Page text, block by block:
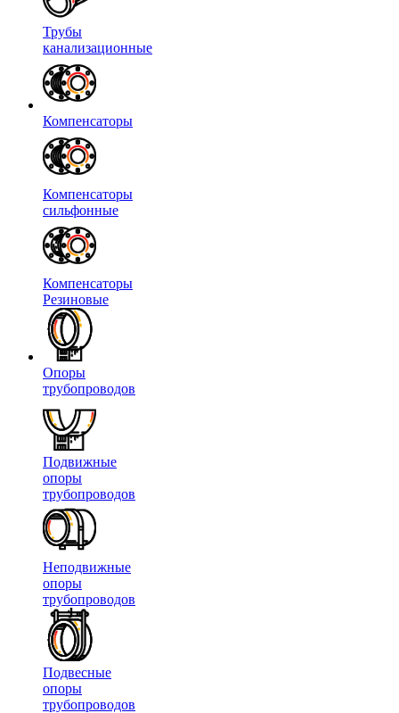
Трубы
канализационные
Компенсаторы
Компенсаторы
сильфонные
Компенсаторы
Резиновые
Опоры
трубопроводов
Подвижные
опоры
трубопроводов
Неподвижные
опоры
трубопроводов
Подвесные
опоры
трубопроводов